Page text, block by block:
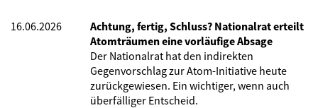
16.06.2026
Achtung, fertig, Schluss? Nationalrat erteilt
Atomträumen eine vorläufige Absage
Der Nationalrat hat den indirekten
Gegenvorschlag zur Atom-Initiative heute
zurückgewiesen. Ein wichtiger, wenn auch
überfälliger Entscheid.